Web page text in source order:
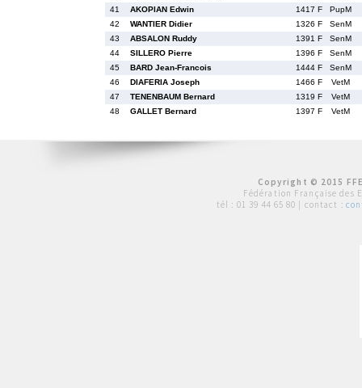
41
AKOPIAN Edwin 1417 F
PupM
42
WANTIER Didier 1326 F
SenM
43
ABSALON Ruddy 1391 F
SenM
44
SILLERO Pierre 1396 F
SenM
45
BARD Jean-Francois 1444 F
SenM
46
DIAFERIA Joseph 1466 F
VetM
47
TENENBAUM Bernard 1319 F
VetM
48
GALLET Bernard 1397 F VetM
Copyright © 2015
Fédération Française des
tél : 01 39 44 65 80 | contact :